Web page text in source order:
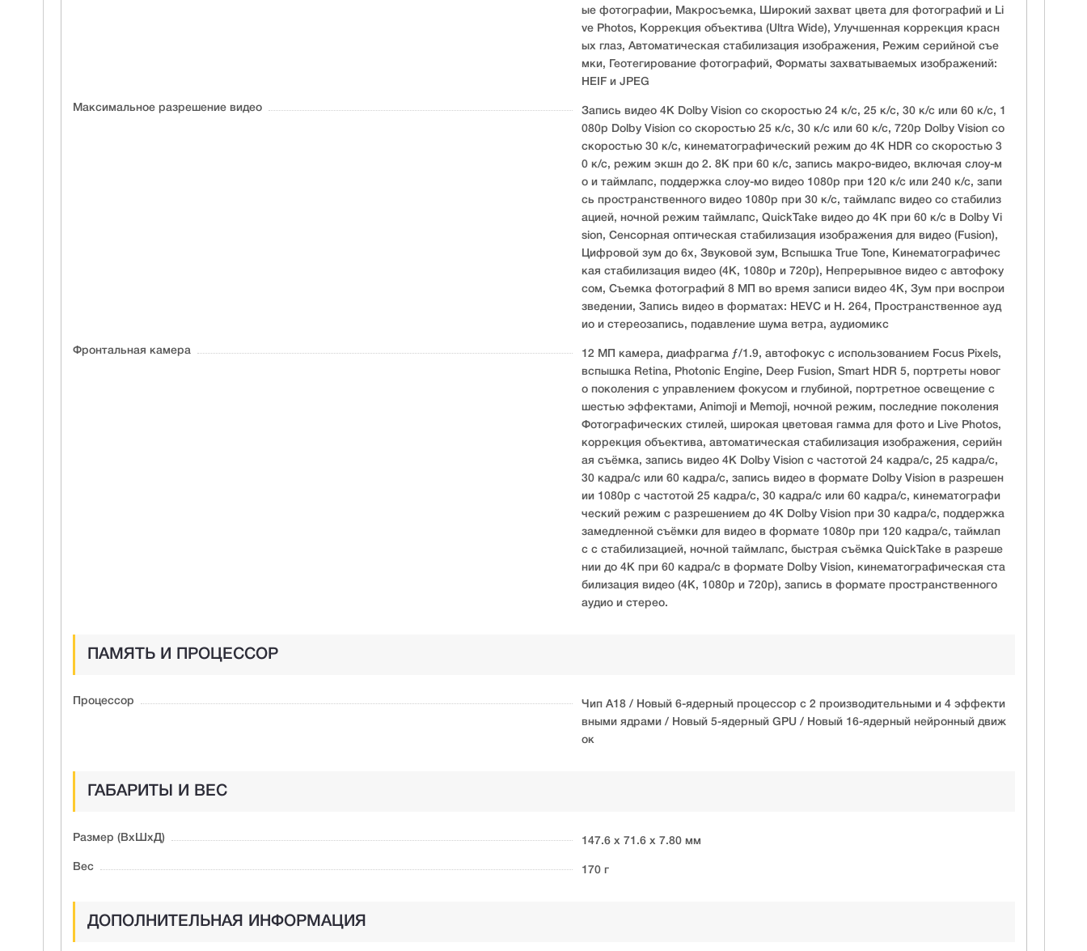
ые фотографии, Макросъемка, Широкий захват цвета для фотографий и Li
ve Photos, Коррекция объектива (Ultra Wide), Улучшенная коррекция красн
ых глаз, Автоматическая стабилизация изображения, Режим серийной съе
мки, Геотегирование фотографий, Форматы захватываемых изображений:
HEIF и JPEG
Максимальное разрешение видео
Запись видео 4K Dolby Vision со скоростью 24 к/с, 25 к/с, 30 к/с или 60 к/с, 1
080p Dolby Vision со скоростью 25 к/с, 30 к/с или 60 к/с, 720p Dolby Vision со
скоростью 30 к/с, кинематографический режим до 4K HDR со скоростью 3
0 к/с, режим экшн до 2. 8K при 60 к/с, запись макро-видео, включая слоу-м
о и таймлапс, поддержка слоу-мо видео 1080p при 120 к/с или 240 к/с, запи
сь пространственного видео 1080p при 30 к/с, таймлапс видео со стабилиз
ацией, ночной режим таймлапс, QuickTake видео до 4K при 60 к/с в Dolby Vi
sion, Сенсорная оптическая стабилизация изображения для видео (Fusion),
Цифровой зум до 6x, Звуковой зум, Вспышка True Tone, Кинематографичес
кая стабилизация видео (4K, 1080p и 720p), Непрерывное видео с автофоку
сом, Съемка фотографий 8 МП во время записи видео 4K, Зум при воспрои
зведении, Запись видео в форматах: HEVC и H. 264, Пространственное ауд
ио и стереозапись, подавление шума ветра, аудиомикс
Фронтальная камера
12 МП камера, диафрагма ƒ/1.9, автофокус с использованием Focus Pixels,
вспышка Retina, Photonic Engine, Deep Fusion, Smart HDR 5, портреты новог
о поколения с управлением фокусом и глубиной, портретное освещение с
шестью эффектами, Animoji и Memoji, ночной режим, последние поколения
Фотографических стилей, широкая цветовая гамма для фото и Live Photos,
коррекция объектива, автоматическая стабилизация изображения, серийн
ая съёмка, запись видео 4K Dolby Vision с частотой 24 кадра/с, 25 кадра/с,
30 кадра/с или 60 кадра/с, запись видео в формате Dolby Vision в разрешен
ии 1080p с частотой 25 кадра/с, 30 кадра/с или 60 кадра/с, кинематографи
ческий режим с разрешением до 4K Dolby Vision при 30 кадра/с, поддержка
замедленной съёмки для видео в формате 1080p при 120 кадра/с, таймлап
с с стабилизацией, ночной таймлапс, быстрая съёмка QuickTake в разреше
нии до 4K при 60 кадра/с в формате Dolby Vision, кинематографическая ста
билизация видео (4K, 1080p и 720p), запись в формате пространственного
аудио и стерео.
ПАМЯТЬ И ПРОЦЕССОР
Процессор
Чип A18 / Новый 6-ядерный процессор с 2 производительными и 4 эффекти
вными ядрами / Новый 5-ядерный GPU / Новый 16-ядерный нейронный движ
ок
ГАБАРИТЫ И ВЕС
Размер (ВxШxД) 147.6 х 71.6 х 7.80 мм
Вес 170 г
ДОПОЛНИТЕЛЬНАЯ ИНФОРМАЦИЯ